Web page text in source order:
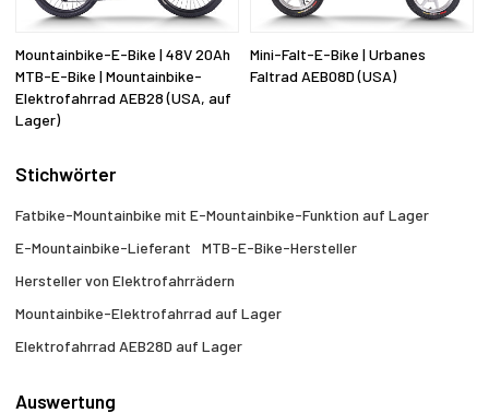
Mountainbike-E-Bike | 48V 20Ah
MTB-E-Bike | Mountainbike-
Elektrofahrrad AEB28 (USA, auf
Lager)
Mini-Falt-E-Bike | Urbanes
Faltrad AEB08D (USA)
Stichwörter
Fatbike-Mountainbike mit E-Mountainbike-Funktion auf Lager
E-Mountainbike-Lieferant
MTB-E-Bike-Hersteller
Hersteller von Elektrofahrrädern
Mountainbike-Elektrofahrrad auf Lager
Elektrofahrrad AEB28D auf Lager
Auswertung